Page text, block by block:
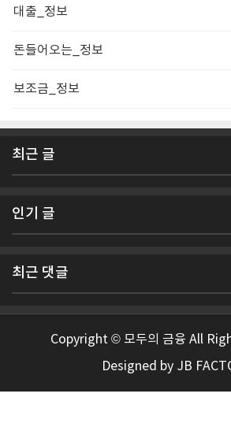
대출_정보
돈들어오는_정보
보조금_정보
최근 글
인기 글
최근 댓글
Copyright © 모두의 금융 All
Designed by JB